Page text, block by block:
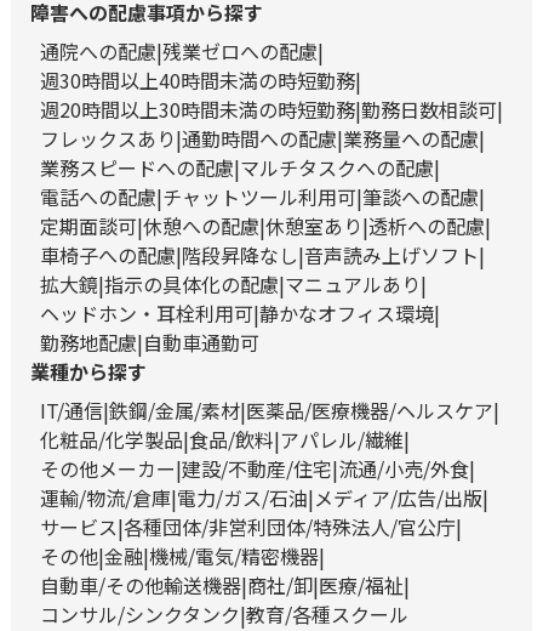
障害への配慮事項から探す
通院への配慮 残業ゼロへの配慮
週30時間以上40時間未満の時短勤務
週20時間以上30時間未満の時短勤務 勤務日数相談可
フレックスあり 通勤時間への配慮 業務量への配慮
業務スピードへの配慮 マルチタスクへの配慮
電話への配慮 チャットツール利用可 筆談への配慮
定期面談可 休憩への配慮 休憩室あり 透析への配慮
車椅子への配慮 階段昇降なし 音声読み上げソフト
拡大鏡 指示の具体化の配慮 マニュアルあり
ヘッドホン・耳栓利用可 静かなオフィス環境
勤務地配慮 自動車通勤可
業種から探す
IT/通信 鉄鋼/金属/素材 医薬品/医療機器/ヘルスケア
化粧品/化学製品 食品/飲料 アパレル/繊維
その他メーカー 建設/不動産/住宅 流通/小売/外食
運輸/物流/倉庫 電力/ガス/石油 メディア/広告/出版
サービス 各種団体/非営利団体/特殊法人/官公庁
その他 金融 機械/電気/精密機器
自動車/その他輸送機器 商社/卸 医療/福祉
コンサル/シンクタンク 教育/各種スクール